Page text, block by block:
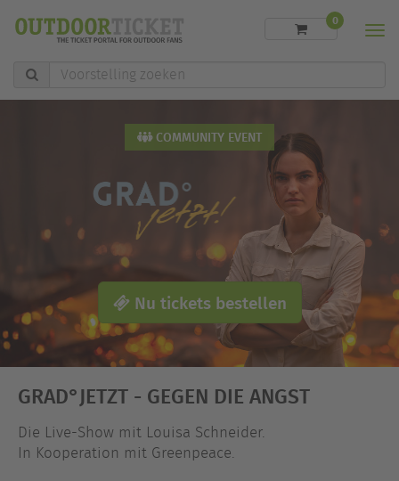
Voorstelling
zoeken
0
COMMUNITY EVENT
Nu tickets bestellen
GRAD°JETZT - GEGEN DIE ANGST
Die Live-Show mit Louisa Schneider.
In Kooperation mit Greenpeace.